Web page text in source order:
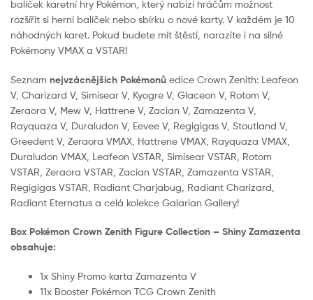
balíček karetní hry Pokémon, který nabízí hráčům možnost
rozšířit si herní balíček nebo sbírku o nové karty. V každém je 10
náhodných karet. Pokud budete mít štěstí, narazíte i na silné
Pokémony VMAX a VSTAR!
Seznam nejvzácnějších Pokémonů edice Crown Zenith: Leafeon
V, Charizard V, Simisear V, Kyogre V, Glaceon V, Rotom V,
Zeraora V, Mew V, Hattrene V, Zacian V, Zamazenta V,
Rayquaza V, Duraludon V, Eevee V, Regigigas V, Stoutland V,
Greedent V, Zeraora VMAX, Hattrene VMAX, Rayquaza VMAX,
Duraludon VMAX, Leafeon VSTAR, Simisear VSTAR, Rotom
VSTAR, Zeraora VSTAR, Zacian VSTAR, Zamazenta VSTAR,
Regigigas VSTAR, Radiant Charjabug, Radiant Charizard,
Radiant Eternatus a celá kolekce Galarian Gallery!
Box Pokémon Crown Zenith Figure Collection – Shiny Zamazenta
obsahuje:
1x Shiny Promo karta Zamazenta V
11x Booster Pokémon TCG Crown Zenith